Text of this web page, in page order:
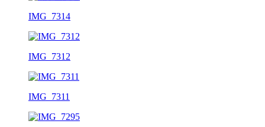
IMG_7314
IMG_7312
IMG_7311